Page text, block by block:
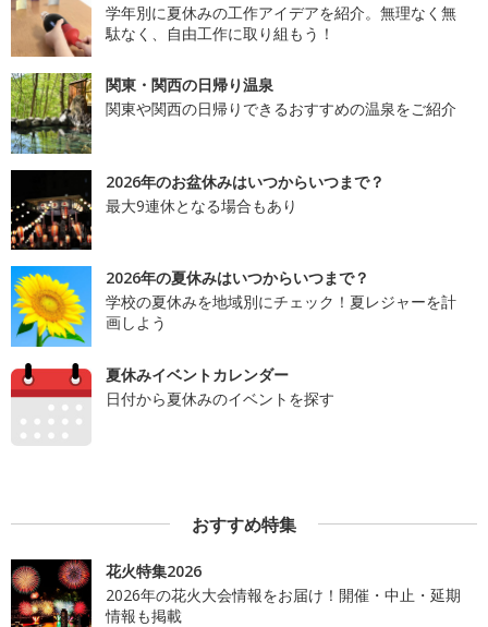
学年別に夏休みの工作アイデアを紹介。無理なく無
駄なく、自由工作に取り組もう！
関東・関西の日帰り温泉
関東や関西の日帰りできるおすすめの温泉をご紹介
2026年のお盆休みはいつからいつまで？
最大9連休となる場合もあり
2026年の夏休みはいつからいつまで？
学校の夏休みを地域別にチェック！夏レジャーを計
画しよう
夏休みイベントカレンダー
日付から夏休みのイベントを探す
おすすめ特集
花火特集2026
2026年の花火大会情報をお届け！開催・中止・延期
情報も掲載